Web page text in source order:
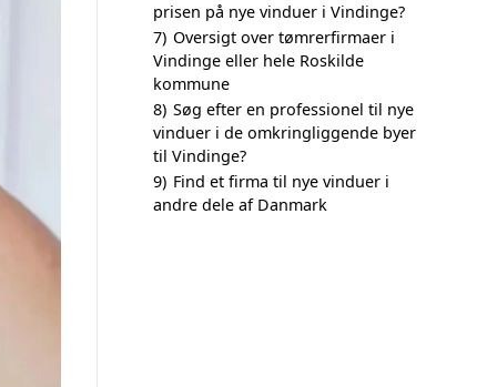
prisen på nye vinduer i Vindinge?
7) Oversigt over tømrerfirmaer i
Vindinge eller hele Roskilde
kommune
8) Søg efter en professionel til nye
vinduer i de omkringliggende byer
til Vindinge?
9) Find et firma til nye vinduer i
andre dele af Danmark